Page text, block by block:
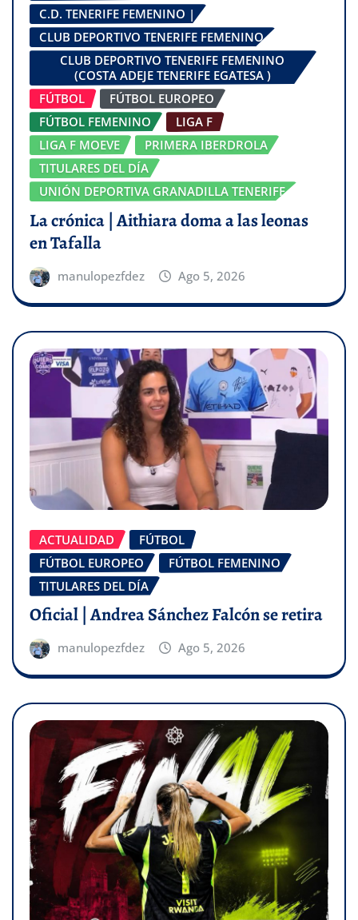
C.D. TENERIFE FEMENINO |
CLUB DEPORTIVO TENERIFE FEMENINO
CLUB DEPORTIVO TENERIFE FEMENINO
(COSTA ADEJE TENERIFE EGATESA )
FÚTBOL
FÚTBOL EUROPEO
FÚTBOL FEMENINO
LIGA F
LIGA F MOEVE
PRIMERA IBERDROLA
TITULARES DEL DÍA
UNIÓN DEPORTIVA GRANADILLA TENERIFE
La crónica | Aithiara doma a las leonas
en Tafalla
manulopezfdez Ago 5, 2026
ACTUALIDAD
FÚTBOL
FÚTBOL EUROPEO
FÚTBOL FEMENINO
TITULARES DEL DÍA
Oficial | Andrea Sánchez Falcón se retira
manulopezfdez Ago 5, 2026